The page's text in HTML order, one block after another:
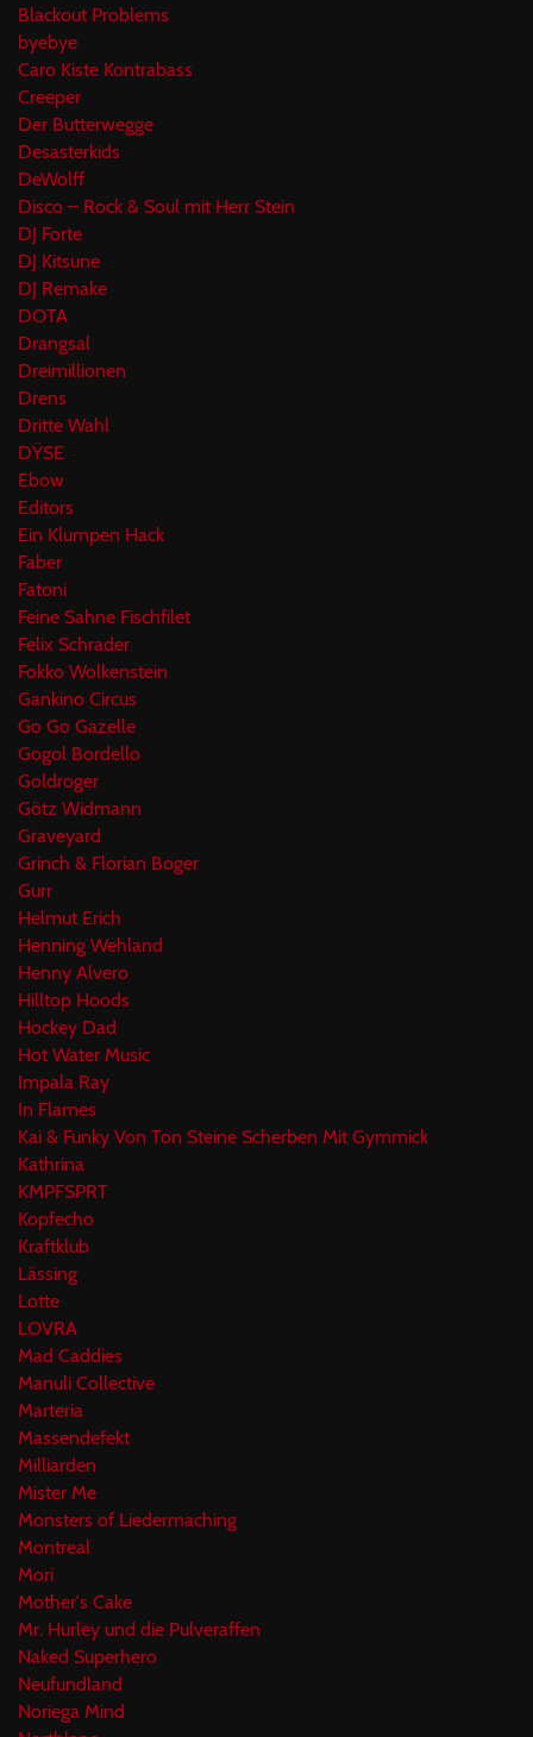
Blackout Problems
byebye
Caro Kiste Kontrabass
Creeper
Der Butterwegge
Desasterkids
DeWolff
Disco – Rock & Soul mit Herr Stein
DJ Forte
DJ Kitsune
DJ Remake
DOTA
Drangsal
Dreimillionen
Drens
Dritte Wahl
DŸSE
Ebow
Editors
Ein Klumpen Hack
Faber
Fatoni
Feine Sahne Fischfilet
Felix Schrader
Fokko Wolkenstein
Gankino Circus
Go Go Gazelle
Gogol Bordello
Goldroger
Götz Widmann
Graveyard
Grinch & Florian Boger
Gurr
Helmut Erich
Henning Wehland
Henny Alvero
Hilltop Hoods
Hockey Dad
Hot Water Music
Impala Ray
In Flames
Kai & Funky Von Ton Steine Scherben Mit Gymmick
Kathrina
KMPFSPRT
Kopfecho
Kraftklub
Lässing
Lotte
LOVRA
Mad Caddies
Manuli Collective
Marteria
Massendefekt
Milliarden
Mister Me
Monsters of Liedermaching
Montreal
Mori
Mother's Cake
Mr. Hurley und die Pulveraffen
Naked Superhero
Neufundland
Noriega Mind